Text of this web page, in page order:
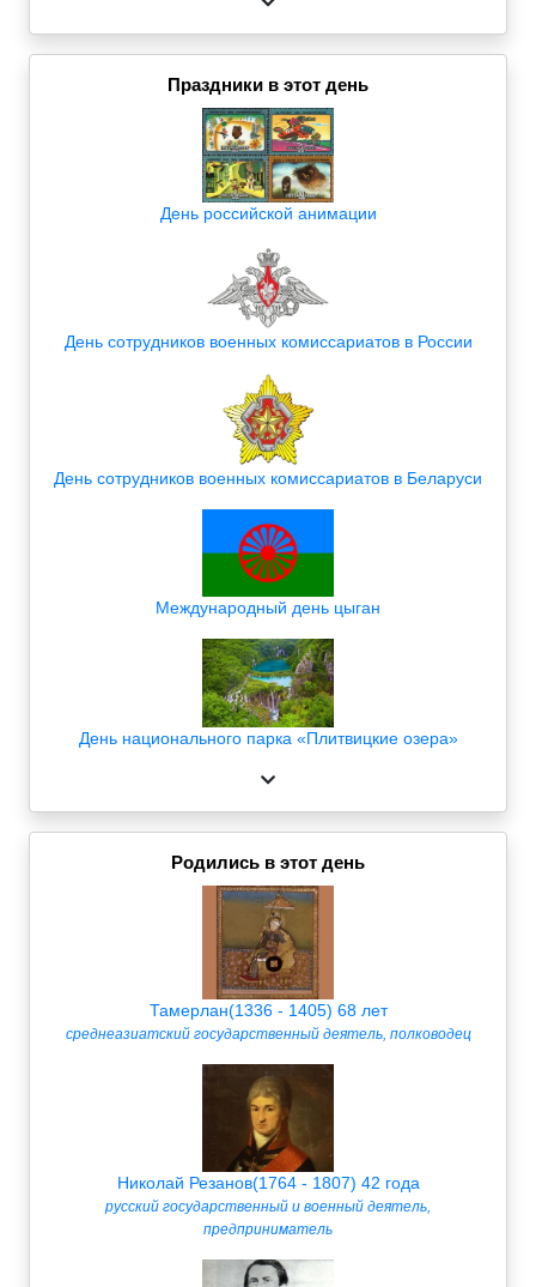
Праздники в этот день
День российской анимации
День сотрудников военных комиссариатов в России
День сотрудников военных комиссариатов в Беларуси
Международный день цыган
День национального парка «Плитвицкие озера»
Родились в этот день
Тамерлан(1336 - 1405) 68 лет
среднеазиатский государственный деятель, полководец
Николай Резанов(1764 - 1807) 42 года
русский государственный и военный деятель,
предприниматель